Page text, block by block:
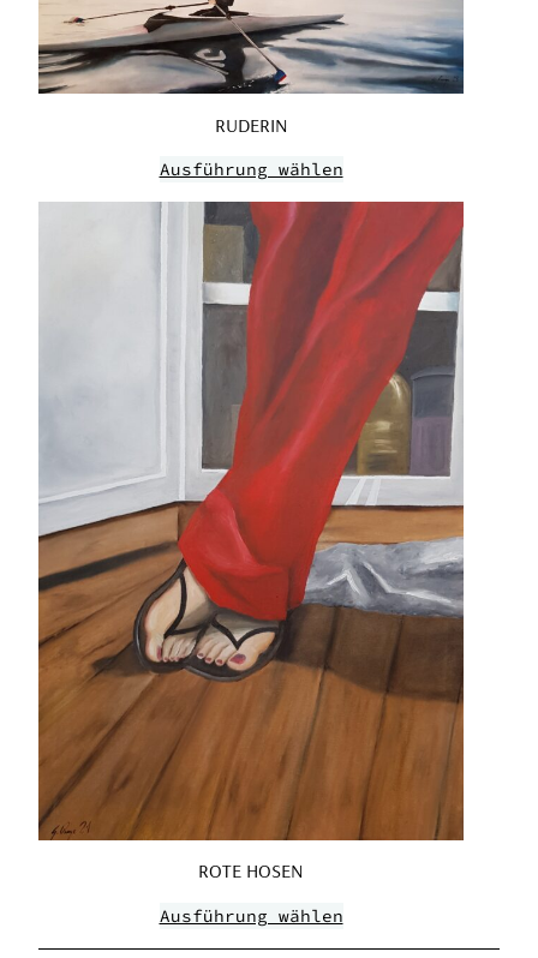
RUDERIN
Ausführung wählen
ROTE HOSEN
Ausführung wählen